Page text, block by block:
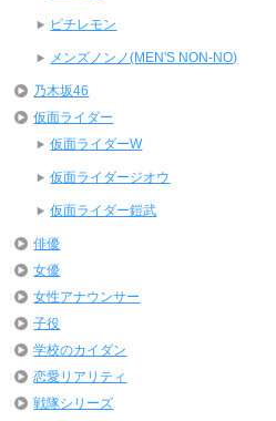
ピチレモン
メンズノンノ(MEN'S NON-NO)
乃木坂46
仮面ライダー
仮面ライダーW
仮面ライダージオウ
仮面ライダー鎧武
俳優
女優
女性アナウンサー
子役
学校のカイダン
恋愛リアリティ
戦隊シリーズ